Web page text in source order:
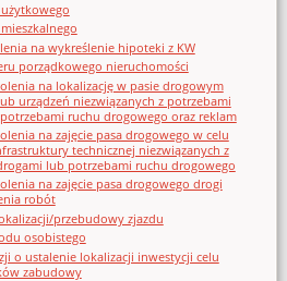
na wykreślenie hipoteki z KW
porządkowego nieruchomości
na lokalizację w pasie drogowym
urządzeń niezwiązanych z potrzebami
ruchu drogowego oraz reklam
na zajęcie pasa drogowego w celu
technicznej niezwiązanych z
lub potrzebami ruchu drogowego
na zajęcie pasa drogowego drogi
robót
przebudowy zjazdu
osobistego
o ustalenie lokalizacji inwestycji celu
zabudowy